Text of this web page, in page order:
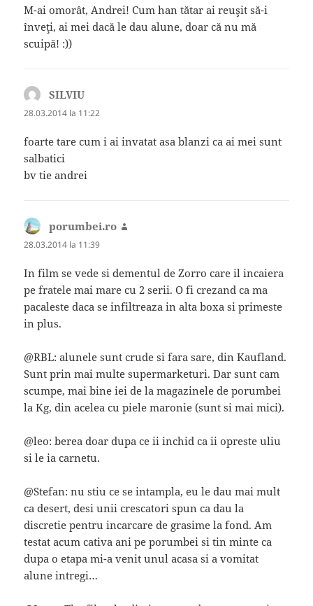
M-ai omorât, Andrei! Cum han tătar ai reuşit să-i
înveţi, ai mei dacă le dau alune, doar că nu mă
scuipă! :))
SILVIU
28.03.2014 la 11:22
foarte tare cum i ai invatat asa blanzi ca ai mei sunt
salbatici
bv tie andrei
porumbei.ro
28.03.2014 la 11:39
In film se vede si dementul de Zorro care il incaiera
pe fratele mai mare cu 2 serii. O fi crezand ca ma
pacaleste daca se infiltreaza in alta boxa si primeste
in plus.
@RBL: alunele sunt crude si fara sare, din Kaufland.
Sunt prin mai multe supermarketuri. Dar sunt cam
scumpe, mai bine iei de la magazinele de porumbei
la Kg, din acelea cu piele maronie (sunt si mai mici).
@leo: berea doar dupa ce ii inchid ca ii opreste uliu
si le ia carnetu.
@Stefan: nu stiu ce se intampla, eu le dau mai mult
ca desert, desi unii crescatori spun ca dau la
discretie pentru incarcare de grasime la fond. Am
testat acum cativa ani pe porumbei si tin minte ca
dupa o etapa mi-a venit unul acasa si a vomitat
alune intregi…